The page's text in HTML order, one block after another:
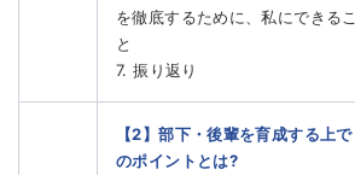
を徹底するために、私にできるこ
と
7. 振り返り
【2】部下・後輩を育成する上で
のポイントとは?